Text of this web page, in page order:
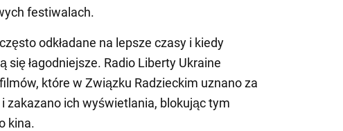
festiwalach.
odkładane na lepsze czasy i kiedy
łagodniejsze. Radio Liberty Ukraine
które w Związku Radzieckim uznano za
zakazano ich wyświetlania, blokując tym
kina.